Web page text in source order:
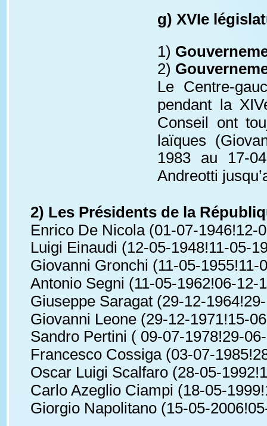
g) XVIe
1)
2)
Le Centre-
pendant la
Conseil ont
laïques
1983 au 17-
Andreotti
2) Les Présidents de la
Enrico De Nicola (01-07-
Luigi Einaudi (12-05-1948!11-05-
Giovanni Gronchi (11-05-
Antonio Segni (11-05-1962!06-
Giuseppe Saragat (29-12-
Giovanni Leone (29-12-1971!15-
Sandro Pertini ( 09-07-1978!29-
Francesco Cossiga (03-07-
Oscar Luigi Scalfaro (28-05-
Carlo Azeglio Ciampi (18-05-
Giorgio Napolitano (15-05-